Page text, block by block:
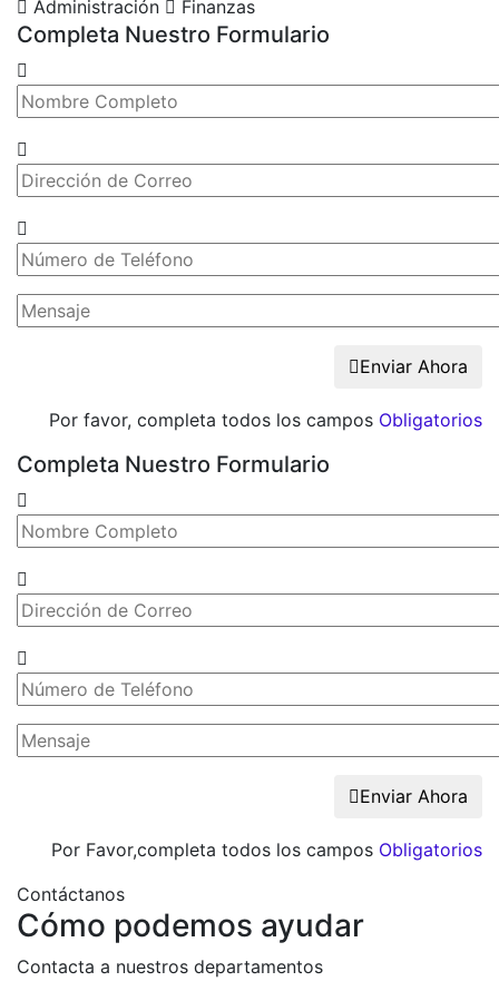
Administración Finanzas
Completa Nuestro Formulario
Enviar Ahora
Por favor, completa todos los campos Obligatorios
Completa Nuestro Formulario
Enviar Ahora
Por Favor,completa todos los campos Obligatorios
Contáctanos
Cómo podemos ayudar
Contacta a nuestros departamentos